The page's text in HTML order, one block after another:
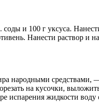
и 100 г уксуса.
Нанести раствор и
народными
на кусочки,
испарения жидкости